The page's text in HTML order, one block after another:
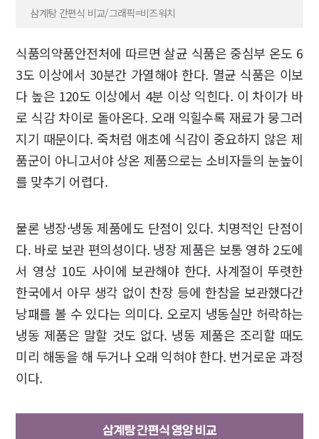
삼계탕 간편식 비교/그래픽=비즈워치
식품의약품안전처에 따르면 살균 식품은 중심부 온도 6
3도 이상에서 30분간 가열해야 한다. 멸균 식품은 이보
다 높은 120도 이상에서 4분 이상 익힌다. 이 차이가 바
로 식감 차이로 돌아온다. 오래 익힐수록 재료가 뭉그러
지기 때문이다. 죽처럼 애초에 식감이 중요하지 않은 제
품군이 아니고서야 상온 제품으로는 소비자들의 눈높이
를 맞추기 어렵다.
물론 냉장·냉동 제품에도 단점이 있다. 치명적인 단점이
다. 바로 보관 편의성이다. 냉장 제품은 보통 영하 2도에
서 영상 10도 사이에 보관해야 한다. 사계절이 뚜렷한
한국에서 아무 생각 없이 찬장 등에 한참을 보관했다간
낭패를 볼 수 있다는 의미다. 오로지 냉동실만 허락하는
냉동 제품은 말할 것도 없다. 냉동 제품은 조리할 때도
미리 해동을 해 두거나 오래 익혀야 한다. 번거로운 과정
이다.